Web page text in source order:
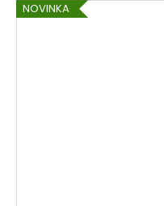
NOVINKA